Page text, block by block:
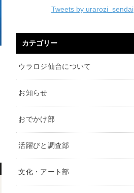
Tweets by urarozi_sendai
カテゴリー
ウラロジ仙台について
お知らせ
おでかけ部
活躍びと調査部
文化・アート部